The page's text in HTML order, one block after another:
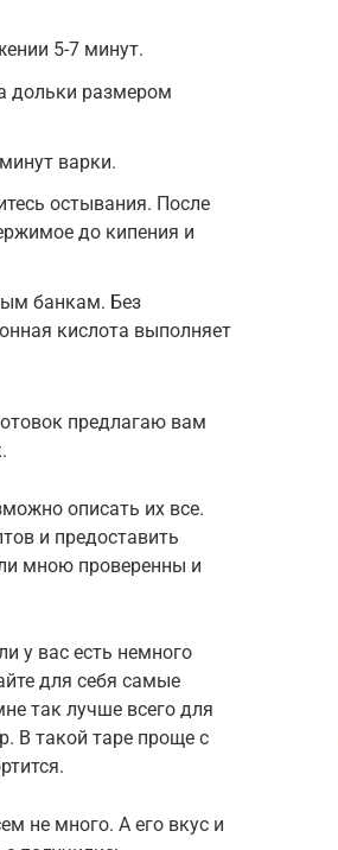
5-7 минут.
дольки размером
варки.
остывания. После
до кипения и
банкам. Без
кислота выполняет
предлагаю вам
описать их все.
и предоставить
мною проверенны и
у вас есть немного
для себя самые
так лучше всего для
В такой таре проще с
не много. А его вкус и